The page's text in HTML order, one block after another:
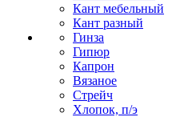
Кант мебельный
Кант разный
Гинза
Гипюр
Капрон
Вязаное
Стрейч
Хлопок, п/э